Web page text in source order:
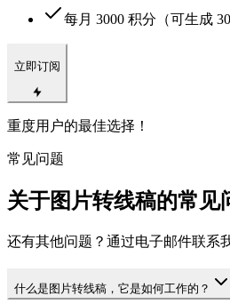
每月 3000 积分（可生成
立即订阅
重度用户的最佳选择！
常见问题
关于图片转线稿的常见
还有其他问题？通过电子邮件联系
什么是图片转线稿，它是如何工作的？